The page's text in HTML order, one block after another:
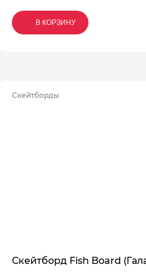
В КОРЗИНУ
В КОРЗИНУ
В КОРЗИНУ
Скейтборды
Скейтборд Fish Board